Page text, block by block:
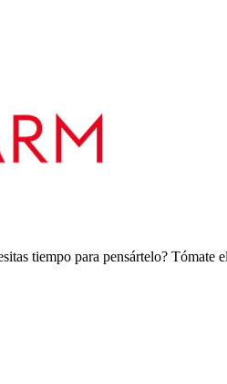
tiempo para pensártelo?